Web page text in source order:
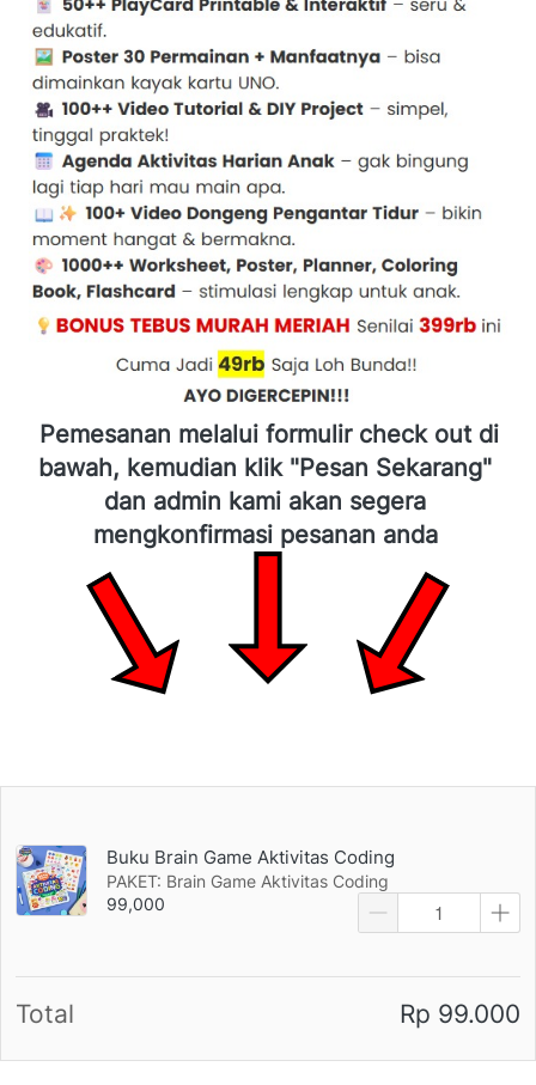
Pemesanan melalui formulir check out di
bawah, kemudian klik "Pesan Sekarang"
dan admin kami akan segera
mengkonfirmasi pesanan anda
Buku Brain Game Aktivitas Coding
PAKET: Brain Game Aktivitas Coding
99,000
Total Rp 99.000